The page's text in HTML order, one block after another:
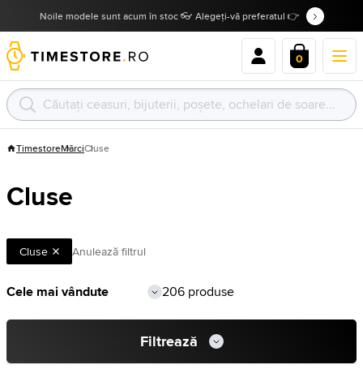
Noile modele sunt acum în stoc 👓 Alegeți-vă preferatul 👉
0
TimestoreMărciCluse
Cluse
Cluse Anulează filtrul
206 produse
Filtrează